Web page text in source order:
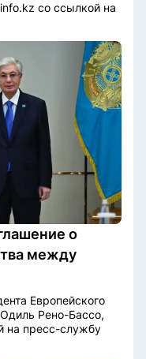
со ссылкой на
о
между
Европейского
Рено-Бассо,
на пресс-службу